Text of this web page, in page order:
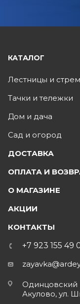
КАТАЛОГ
Лестницы и
Тачки и тележки
Дом и дача
Сад и огород
ДОСТАВКА
ОПЛАТА И
О МАГАЗИНЕ
АКЦИИ
КОНТАКТЫ
+7 923 155 49
Одинцовский
Акулово, ул.